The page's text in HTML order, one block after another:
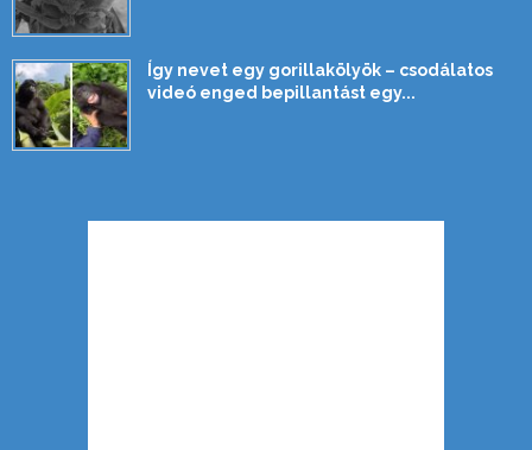
Így nevet egy gorillakölyök – csodálatos
videó enged bepillantást egy...